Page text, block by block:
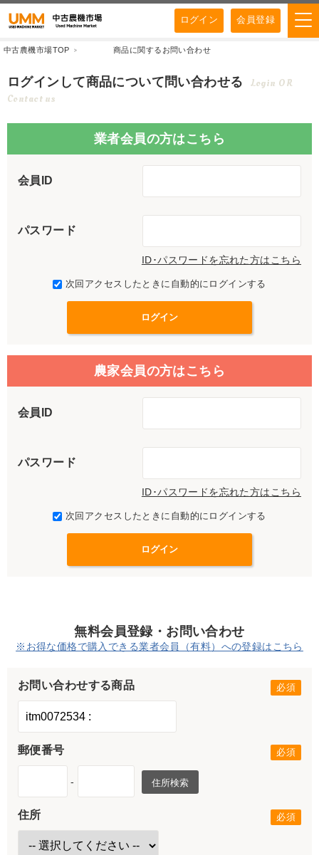
ログイン 会員登録
中古農機市場TOP 商品に関するお問い合わせ
ログインして商品について問い合わせる
Login OR
Contact us
業者会員の方はこちら
会員ID
パスワード
ID･パスワードを忘れた方はこちら
次回アクセスしたときに自動的にログインする
農家会員の方はこちら
会員ID
パスワード
ID･パスワードを忘れた方はこちら
次回アクセスしたときに自動的にログインする
無料会員登録・お問い合わせ
※お得な価格で購入できる業者会員（有料）への登録はこちら
お問い合わせする商品
郵便番号
- 住所検索
住所